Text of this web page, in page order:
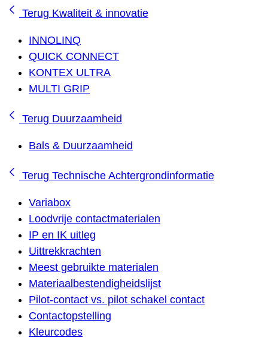
Terug Kwaliteit & innovatie
INNOLINQ
QUICK CONNECT
KONTEX ULTRA
MULTI GRIP
Terug Duurzaamheid
Bals & Duurzaamheid
Terug Technische Achtergrondinformatie
Variabox
Loodvrije contactmaterialen
IP en IK uitleg
Uittrekkrachten
Meest gebruikte materialen
Materiaalbestendigheidslijst
Pilot-contact vs. pilot schakel contact
Contactopstelling
Kleurcodes